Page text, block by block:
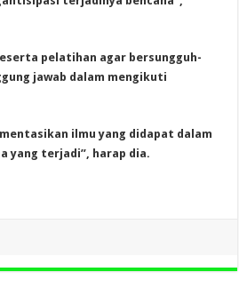
pelatihan agar bersungguh-
jawab dalam mengikuti
ilmu yang didapat dalam
yang terjadi”, harap dia.